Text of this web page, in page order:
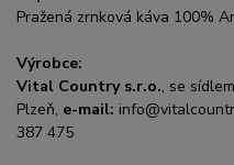
Pražená zrnková káva 100%
Výrobce:
Vital Country s.r.o., se
Plzeň, e-mail:
387 475